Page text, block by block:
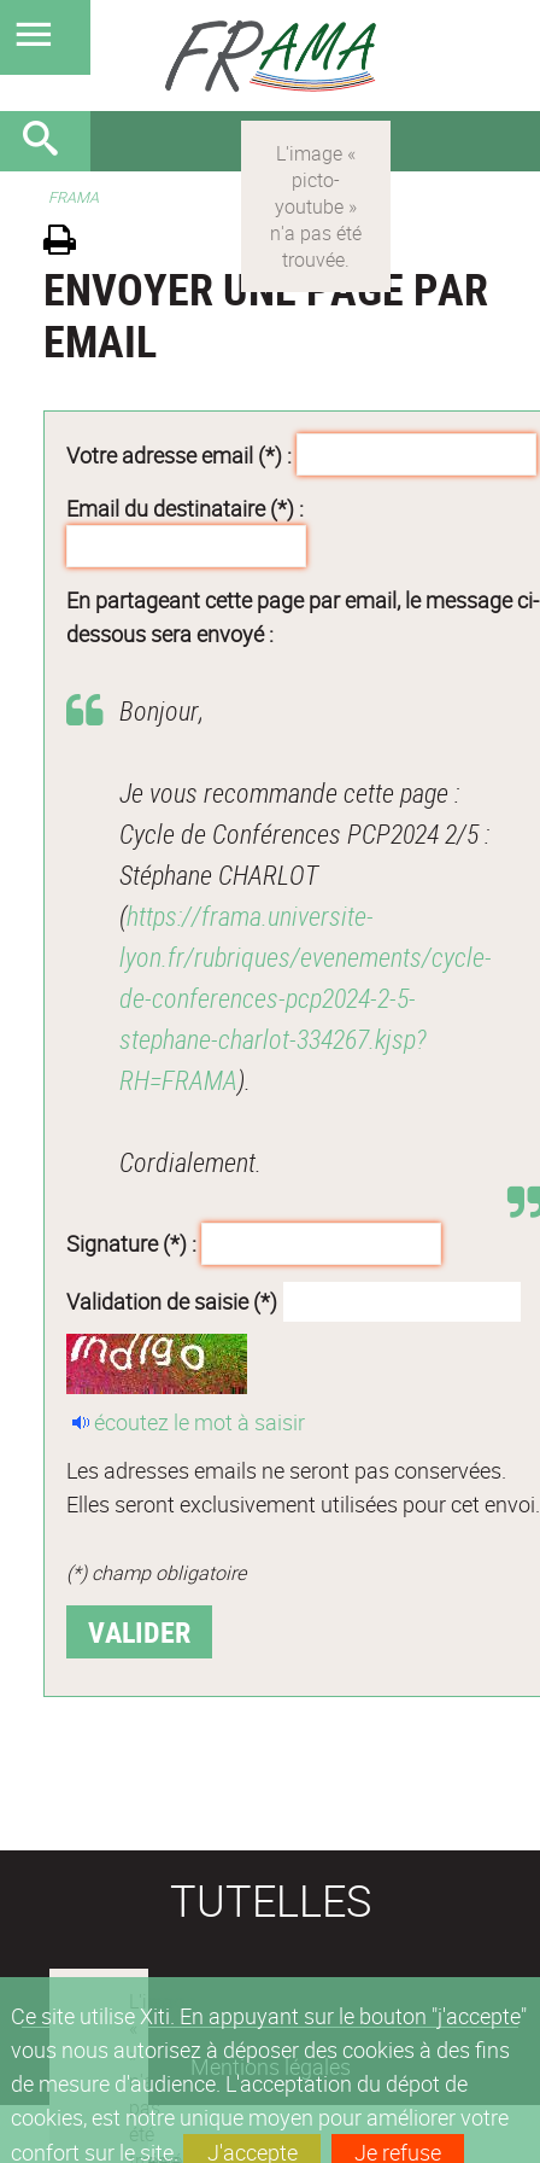
Ce site utilise Xiti. En appuyant sur le bouton "j'accepte"
vous nous autorisez à déposer des cookies à des fins
de mesure d'audience. L'acceptation du dépot de
cookies, est notre unique moyen pour améliorer votre
confort sur le site.
J'accepte Je refuse
FRAMA
ENVOYER UNE PAGE PAR
EMAIL
Votre adresse email (*) :
Email du destinataire (*) :
En partageant cette page par email, le message ci-
dessous sera envoyé :
Bonjour,
Je vous recommande cette page :
Cycle de Conférences PCP2024 2/5 :
Stéphane CHARLOT
(https://frama.universite-
lyon.fr/rubriques/evenements/cycle-
de-conferences-pcp2024-2-5-
stephane-charlot-334267.kjsp?
RH=FRAMA).
Cordialement.
Signature (*) :
Validation de saisie (*)
écoutez le mot à saisir
Les adresses emails ne seront pas conservées.
Elles seront exclusivement utilisées pour cet envoi.
(*) champ obligatoire
TUTELLES
Mentions légales